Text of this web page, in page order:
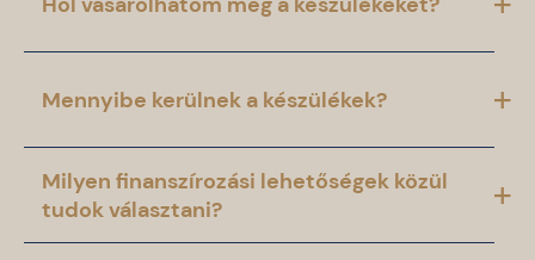
Mennyibe kerülnek a készülékek?
Milyen finanszírozási lehetőségek közül
tudok választani?